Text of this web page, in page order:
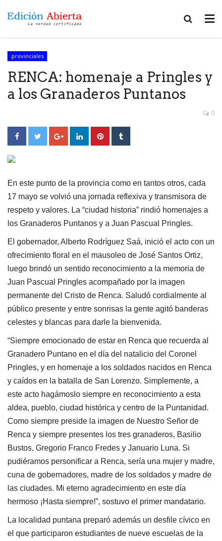
provinciales
RENCA: homenaje a Pringles y
a los Granaderos Puntanos
0
En este punto de la provincia como en tantos otros, cada
17 mayo se volvió una jornada reflexiva y transmisora de
respeto y valores. La “ciudad historia” rindió homenajes a
los Granaderos Puntanos y a Juan Pascual Pringles.
El gobernador, Alberto Rodríguez Saá, inició el acto con un
ofrecimiento floral en el mausoleo de José Santos Ortiz,
luego brindó un sentido reconocimiento a la memoria de
Juan Pascual Pringles acompañado por la imagen
permanente del Cristo de Renca. Saludó cordialmente al
público presente y entre sonrisas la gente agitó banderas
celestes y blancas para darle la bienvenida.
“Siempre emocionado de estar en Renca que recuerda al
Granadero Puntano en el día del natalicio del Coronel
Pringles, y en homenaje a los soldados nacidos en Renca
y caídos en la batalla de San Lorenzo. Simplemente, a
este acto hagámoslo siempre en reconocimiento a esta
aldea, pueblo, ciudad histórica y centro de la Puntanidad.
Como siempre preside la imagen de Nuestro Señor de
Renca y siempre presentes los tres granaderos, Basilio
Bustos, Gregorio Franco Fredes y Januario Luna. Si
pudiéramos personificar a Renca, sería una mujer y madre,
cuna de gobernadores, madre de los soldados y madre de
las ciudades. Mi eterno agradecimiento en este día
hermoso ¡Hasta siempre!”, sostuvo el primer mandatario.
La localidad puntana preparó además un desfile cívico en
el que participaron estudiantes de nueve escuelas de la